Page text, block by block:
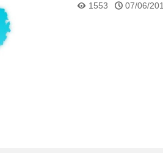
1553 07/06/